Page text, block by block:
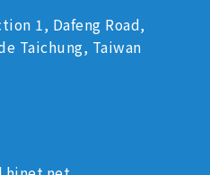
1, Dafeng Road,
Taichung, Taiwan